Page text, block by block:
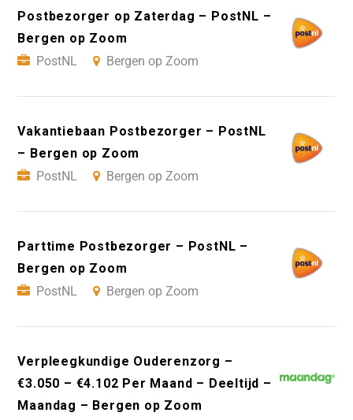
Postbezorger op Zaterdag – PostNL –
Bergen op Zoom
PostNL
Bergen op Zoom
Vakantiebaan Postbezorger – PostNL
– Bergen op Zoom
PostNL
Bergen op Zoom
Parttime Postbezorger – PostNL –
Bergen op Zoom
PostNL
Bergen op Zoom
Verpleegkundige Ouderenzorg –
€3.050 – €4.102 Per Maand – Deeltijd –
Maandag – Bergen op Zoom